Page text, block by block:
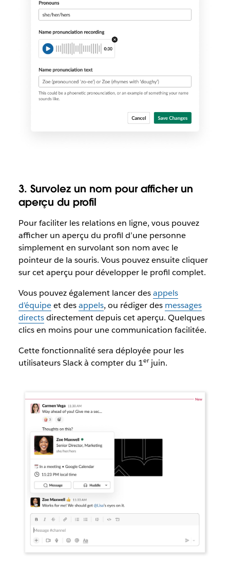
3. Survolez un nom pour afficher un
aperçu du profil
Pour faciliter les relations en ligne, vous pouvez
afficher un aperçu du profil d’une personne
simplement en survolant son nom avec le
pointeur de la souris. Vous pouvez ensuite cliquer
sur cet aperçu pour développer le profil complet.
Vous pouvez également lancer desappels
d’équipeet desappels, ou rédiger des messages
directsdirectement depuis cet aperçu. Quelques
clics en moins pour une communication facilitée.
Cette fonctionnalité sera déployée pour les
utilisateurs Slack à compter du 1erjuin.